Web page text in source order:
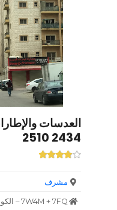
2434 2510
مشرف
7W4M + 7FQ – الكويت – –